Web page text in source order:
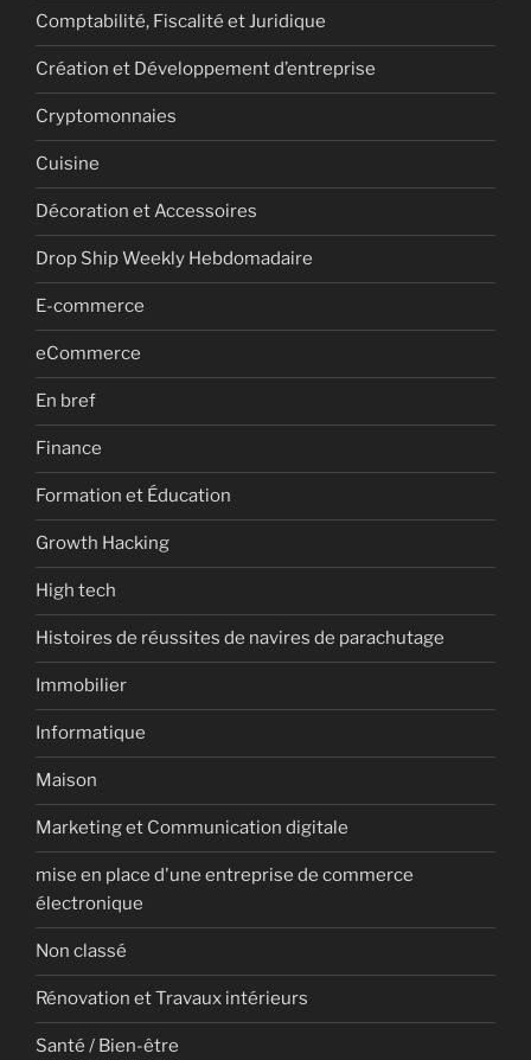
Comptabilité, Fiscalité et Juridique
Création et Développement d’entreprise
Cryptomonnaies
Cuisine
Décoration et Accessoires
Drop Ship Weekly Hebdomadaire
E-commerce
eCommerce
En bref
Finance
Formation et Éducation
Growth Hacking
High tech
Histoires de réussites de navires de parachutage
Immobilier
Informatique
Maison
Marketing et Communication digitale
mise en place d'une entreprise de commerce
électronique
Non classé
Rénovation et Travaux intérieurs
Santé / Bien-être